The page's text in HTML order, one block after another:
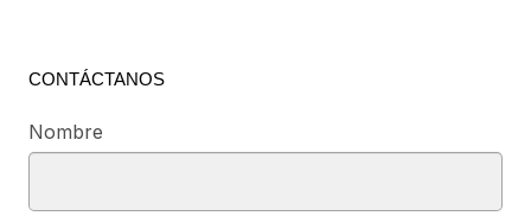
CONTÁCTANOS
Nombre